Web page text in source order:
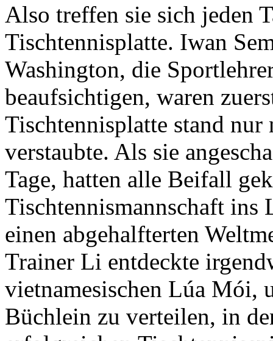
Also treffen sie sich jeden
Tischtennisplatte. Iwan
Washington, die
beaufsichtigen, waren
Tischtennisplatte stand
verstaubte. Als sie
Tage, hatten alle Beifall
Tischtennismannschaft ins
einen abgehalfterten
Trainer Li entdeckte
vietnamesischen Lúa Mói,
Büchlein zu verteilen, in